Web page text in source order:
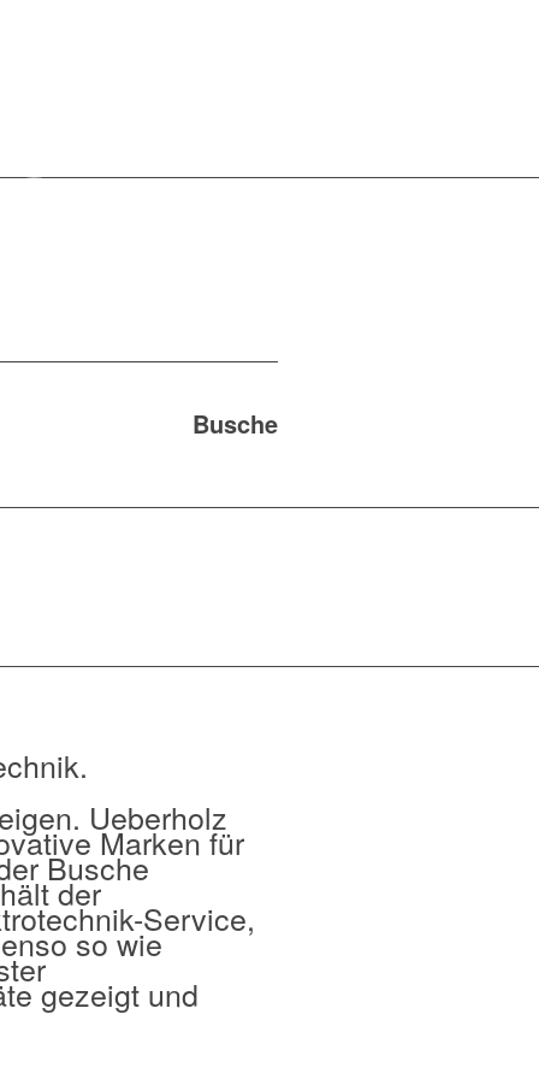
Busche
Ueberholz
Marken für
Busche
der
Service,
so wie
gezeigt und